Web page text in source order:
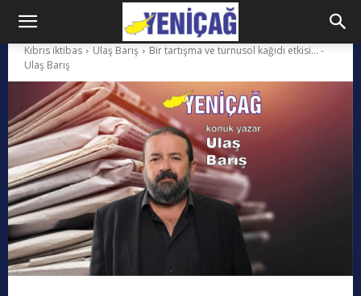
Kıbrıs iktibas Ulaş Barış
Bir tartışma ve turnusol kağıdı etkisi... -
Ulaş Barış